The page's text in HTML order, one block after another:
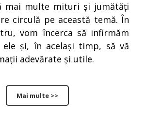
mai multe mituri și jumătăți
circulă pe această temă. În
vom încerca să infirmăm
și, în același timp, să vă
adevărate și utile.
Mai multe >>